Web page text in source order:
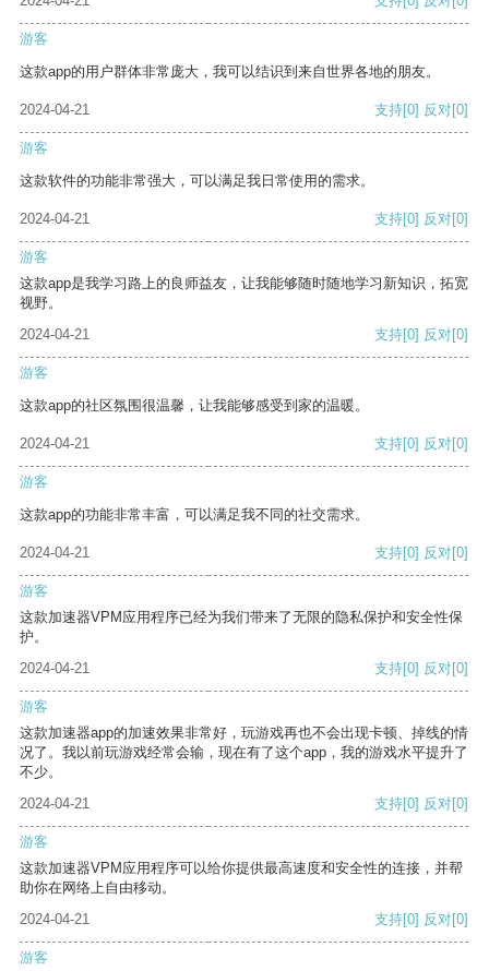
游客
这款app的用户群体非常庞大，我可以结识到来自世界各地的朋友。
2024-04-21 支持[0] 反对[0]
游客
这款软件的功能非常强大，可以满足我日常使用的需求。
2024-04-21 支持[0] 反对[0]
游客
这款app是我学习路上的良师益友，让我能够随时随地学习新知识，拓宽
视野。
2024-04-21
支持[0] 反对[0]
游客
这款app的社区氛围很温馨，让我能够感受到家的温暖。
2024-04-21 支持[0] 反对[0]
游客
这款app的功能非常丰富，可以满足我不同的社交需求。
2024-04-21 支持[0] 反对[0]
游客
这款加速器VPM应用程序已经为我们带来了无限的隐私保护和安全性保
护。
2024-04-21
支持[0] 反对[0]
游客
这款加速器app的加速效果非常好，玩游戏再也不会出现卡顿、掉线的情
况了。我以前玩游戏经常会输，现在有了这个app，我的游戏水平提升了
不少。
2024-04-21
支持[0] 反对[0]
游客
这款加速器VPM应用程序可以给你提供最高速度和安全性的连接，并帮
助你在网络上自由移动。
2024-04-21
支持[0] 反对[0]
游客